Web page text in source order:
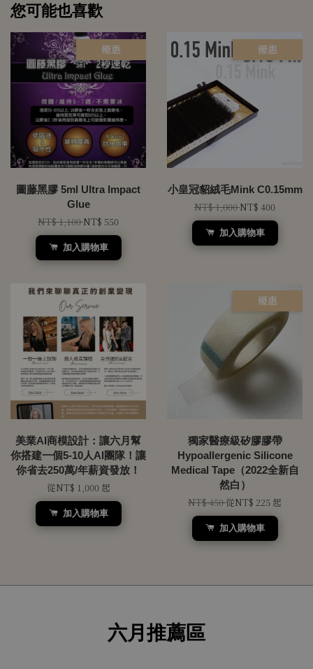
您可能也喜歡
優惠
圖藤黑膠 5ml Ultra Impact
Glue
NT$ 1,100NT$ 550
加入購物車
優惠
小皇冠貂絨毛Mink C0.15mm
NT$ 1,000NT$ 400
加入購物車
美業AI商模設計：讓六月幫
你搭建一個5-10人AI團隊！讓
你省去250萬/年薪資發放！
從NT$ 1,000 起
加入購物車
優惠
獨家醫療級矽膠膠帶
Hypoallergenic Silicone
Medical Tape（2022全新自
然白）
NT$ 450從NT$ 225 起
加入購物車
六月推薦區